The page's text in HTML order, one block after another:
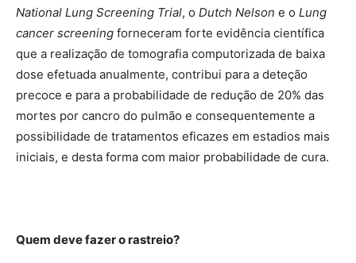
National Lung Screening Trial, o Dutch Nelson e o Lung
cancer screening forneceram forte evidência científica
que a realização de tomografia computorizada de baixa
dose efetuada anualmente, contribui para a deteção
precoce e para a probabilidade de redução de 20% das
mortes por cancro do pulmão e consequentemente a
possibilidade de tratamentos eficazes em estadios mais
iniciais, e desta forma com maior probabilidade de cura.
Quem deve fazer o rastreio?